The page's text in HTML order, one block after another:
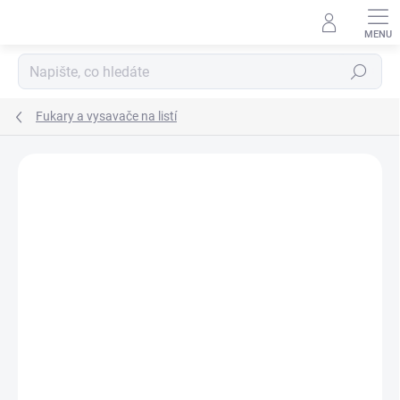
Hledat
Fukary a vysavače na listí